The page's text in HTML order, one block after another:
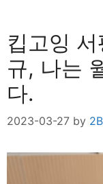
킵고잉
규, 나는
다.
2023-03-27 by